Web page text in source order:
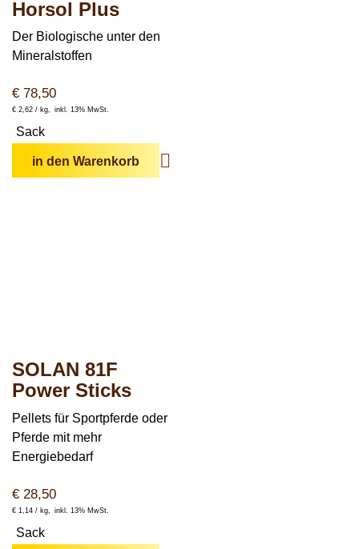
Horsol Plus
Der Biologische unter den
Mineralstoffen
€ 78,50
€ 2,62 / kg inkl. 13% MwSt.
Sack
in den Warenkorb
SOLAN 81F
Power Sticks
Pellets für Sportpferde oder
Pferde mit mehr
Energiebedarf
€ 28,50
€ 1,14 / kg inkl. 13% MwSt.
Sack